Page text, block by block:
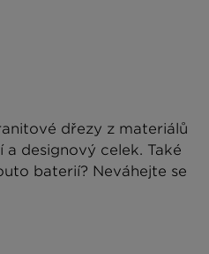
dřezy z materiálů
a designový celek. Také
baterií? Neváhejte se